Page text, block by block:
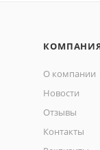
О компании
Новости
Отзывы
Контакты